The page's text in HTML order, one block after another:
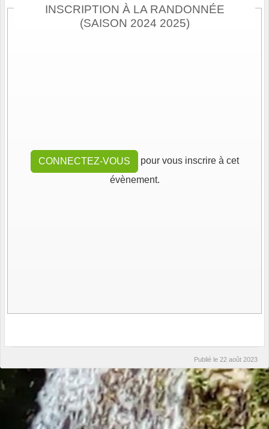
INSCRIPTION À LA RANDONNÉE
(SAISON 2024 2025)
CONNECTEZ-VOUS
pour vous inscrire à cet
évènement.
Publié le 22 août 2023